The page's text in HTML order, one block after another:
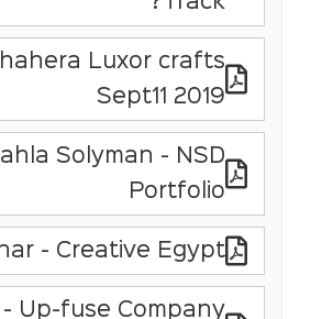
Luxor crafts
Sept11 2019
Solyman - NSD
Portfolio
- Creative Egypt
- Up-fuse Company